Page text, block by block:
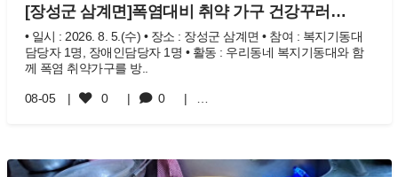
[장성군 삼계면]폭염대비 취약 가구 건강꾸러…
• 일시 : 2026. 8. 5.(수) • 장소 : 장성군 삼계면 • 참여 : 복지기동대
담당자 1명, 장애인담당자 1명 • 활동 : 우리동네 복지기동대와 함
께 폭염 취약가구를 방..
08-05 0 0